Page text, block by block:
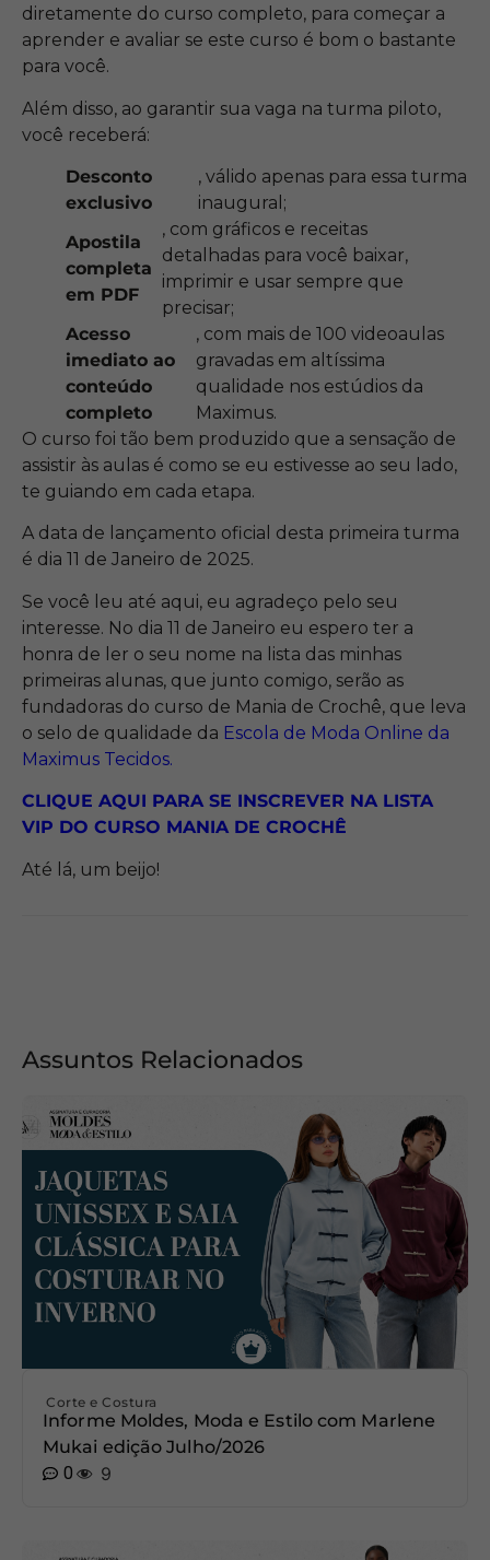
diretamente do curso completo, para começar a
aprender e avaliar se este curso é bom o bastante
para você.
Além disso, ao garantir sua vaga na turma piloto,
você receberá:
Desconto
exclusivo
, válido apenas para essa turma
inaugural;
Apostila
completa
em PDF
, com gráficos e receitas
detalhadas para você baixar,
imprimir e usar sempre que
precisar;
Acesso
imediato ao
conteúdo
completo
, com mais de 100 videoaulas
gravadas em altíssima
qualidade nos estúdios da
Maximus.
O curso foi tão bem produzido que a sensação de
assistir às aulas é como se eu estivesse ao seu lado,
te guiando em cada etapa.
A data de lançamento oficial desta primeira turma
é dia 11 de Janeiro de 2025.
Se você leu até aqui, eu agradeço pelo seu
interesse. No dia 11 de Janeiro eu espero ter a
honra de ler o seu nome na lista das minhas
primeiras alunas, que junto comigo, serão as
fundadoras do curso de Mania de Crochê, que leva
o selo de qualidade da Escola de Moda Online da
Maximus Tecidos.
CLIQUE AQUI PARA SE INSCREVER NA LISTA
VIP DO CURSO MANIA DE CROCHÊ
Até lá, um beijo!
Assuntos Relacionados
Corte e Costura
Informe Moldes, Moda e Estilo com Marlene
Mukai edição Julho/2026
0
9